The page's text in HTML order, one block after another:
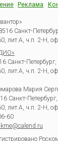
Реклама
Санкт-
лит.А, ч.п. 2-Н,
Санкт-
лит.А, ч.п. 2-Н,
Мария
Санкт-
лит.А, ч.п. 2-Н,
60